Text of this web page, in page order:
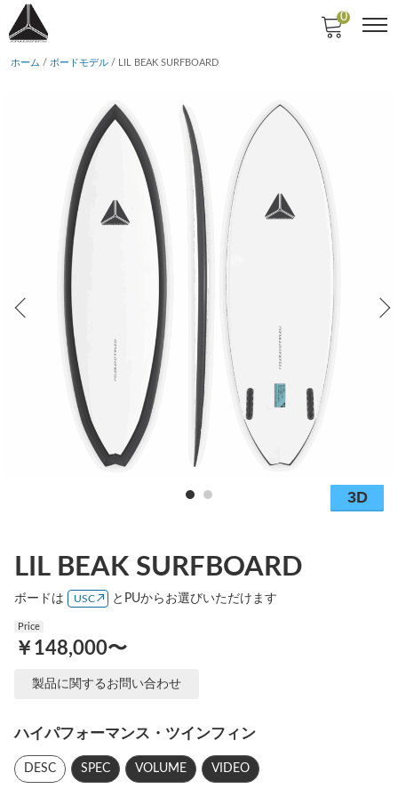
0
ホーム / ボードモデル / LIL BEAK SURFBOARD
LIL BEAK SURFBOARD
ボードは USC とPUからお選びいただけます
Price
￥148,000〜
製品に関するお問い合わせ
ハイパフォーマンス・ツインフィン
DESC SPEC VOLUME VIDEO